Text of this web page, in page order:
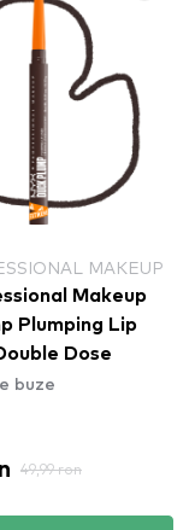
NYX PROFESSIONAL
NYX Professional
Duck Plump
Liner - 08 Dash Of
Creioane de buze
47,49 ron